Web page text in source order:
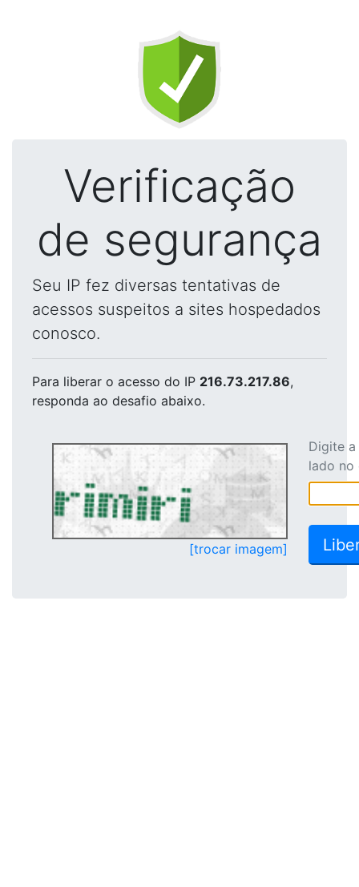
Verificação
de segurança
Seu IP fez diversas tentativas de
acessos suspeitos a sites hospedados
conosco.
Para liberar o acesso do IP 216.73.217.86,
responda ao desafio abaixo.
[trocar imagem]
Digite
lado no